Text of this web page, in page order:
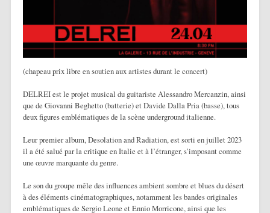
(chapeau prix libre en soutien aux artistes durant le concert)
DELREI est le projet musical du guitariste Alessandro Mercanzin, ainsi
que de Giovanni Beghetto (batterie) et Davide Dalla Pria (basse), tous
deux figures emblématiques de la scène underground italienne.
Leur premier album, Desolation and Radiation, est sorti en juillet 2023
il a été salué par la critique en Italie et à l’étranger, s’imposant comme
une œuvre marquante du genre.
Le son du groupe mêle des influences ambient sombre et blues du désert
à des éléments cinématographiques, notamment les bandes originales
emblématiques de Sergio Leone et Ennio Morricone, ainsi que les